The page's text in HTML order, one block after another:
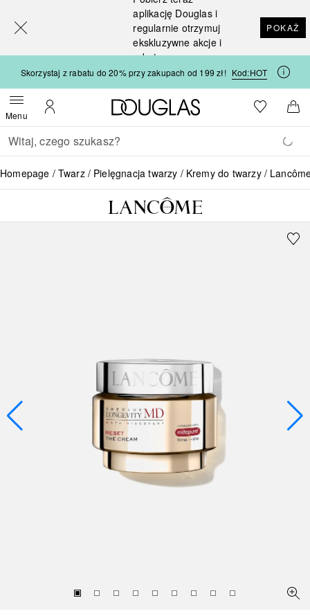
aplikację Douglas i
regularnie otrzymuj
ekskluzywne akcje i
rabaty
POKAŻ
Skorzystaj z rabatu do 20% przy zakupach od 199 zł! Kod:HOT
MenuOtwórz menuMoje konto
Strona główna Douglas
Do listyDo
Wracać
Wykonaj wyszukiwanie
Homepage Twarz Pielęgnacja twarzy Kremy do twarzy
[navigation.slideout.screenreader]